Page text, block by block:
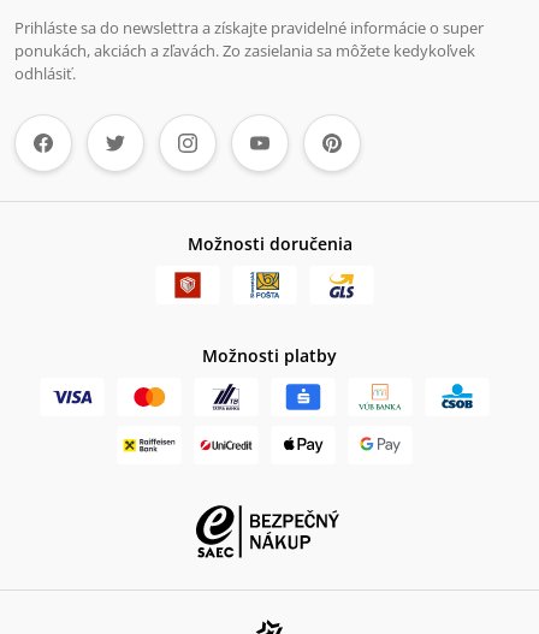
Prihláste sa do newslettra a získajte pravidelné informácie o super
ponukách, akciách a zľavách. Zo zasielania sa môžete kedykoľvek
odhlásiť.
Možnosti doručenia
Možnosti platby